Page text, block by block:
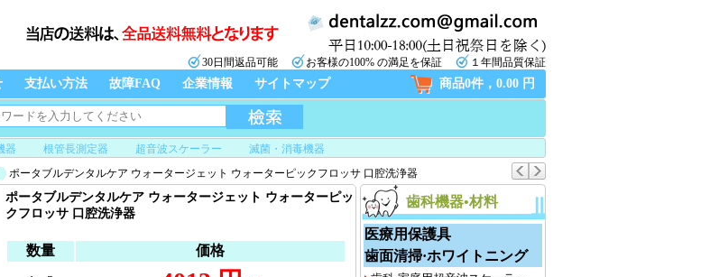
30日間返品可能 お客様の100% の満足を保証 １年間品質保証
支払い方法 故障FAQ 企業情報 サイトマップ 商品0件，0.00 円
器 根管長測定器 超音波スケーラー
滅菌・消毒機器
ポータブルデンタルケア ウォータージェット ウォーターピックフロッサ 口腔洗浄器
歯科機器•材料
医療用保護具
歯面清掃·ホワイトニング
ポータブルデンタルケア ウォータージェット ウォーターピッ
クフロッサ 口腔洗浄器
数量
価格